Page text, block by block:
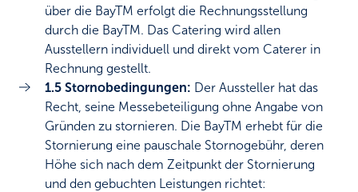
über die BayTM erfolgt die Rechnungsstellung
durch die BayTM. Das Catering wird allen
Ausstellern individuell und direkt vom Caterer in
Rechnung gestellt.
1.5 Stornobedingungen: Der Aussteller hat das
Recht, seine Messebeteiligung ohne Angabe von
Gründen zu stornieren. Die BayTM erhebt für die
Stornierung eine pauschale Stornogebühr, deren
Höhe sich nach dem Zeitpunkt der Stornierung
und den gebuchten Leistungen richtet: